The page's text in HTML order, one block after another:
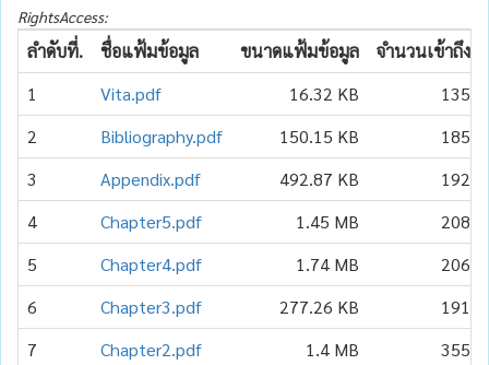
RightsAccess:
ลำดับที่. ชื่อแฟ้มข้อมูล ขนาดแฟ้มข้อมูล จำนวนเข้าถึง
1
Vita.pdf 16.32 KB 135
2
Bibliography.pdf 150.15 KB 185
3
Appendix.pdf 492.87 KB 192
4
Chapter5.pdf 1.45 MB 208
5
Chapter4.pdf 1.74 MB 206
6
Chapter3.pdf 277.26 KB 191
7
Chapter2.pdf 1.4 MB 355